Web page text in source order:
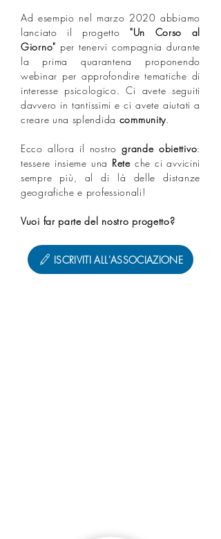
Ad esempio nel marzo 2020 abbiamo
lanciato il progetto"Un Corso al
Giorno" per tenervi compagnia durante
la prima quarantena proponendo
webinar per approfondire tematiche di
interesse psicologico.Ci avete seguiti
davvero in tantissimi e ci avete aiutati a
creare una splendida community.⁣
Ecco allora il nostrogrande obiettivo:
tessere insieme una Rete che ci avvicini
sempre più, al di là delle distanze
geografiche e professionali!⁣
Vuoi far parte del nostro progetto?
ISCRIVITI ALL'ASSOCIAZIONE